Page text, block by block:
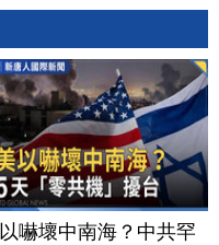
嚇壞中南海？中共罕